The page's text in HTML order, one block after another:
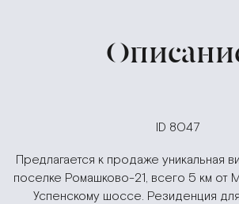
ID 8047
Предлагается к продаже уникальная
поселке Ромашково-21, всего 5 км
Успенскому шоссе. Резиденция для